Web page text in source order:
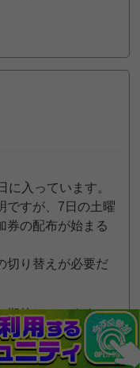
に入っています。
ですが、7日の土曜
券の配布が始まる
切り替えが必要だ
期待しています。